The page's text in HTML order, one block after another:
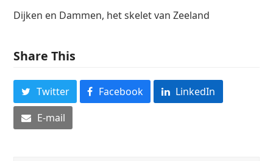
Dijken en Dammen, het skelet van Zeeland
Share This
Twitter Facebook
LinkedIn
E-mail